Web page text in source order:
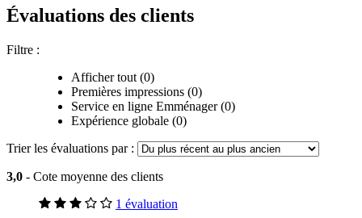
Évaluations des clients
Filtre :
Afficher tout (0)
Premières impressions (0)
Service en ligne Emménager (0)
Expérience globale (0)
Trier les évaluations par :
3,0 - Cote moyenne des clients
1 évaluation